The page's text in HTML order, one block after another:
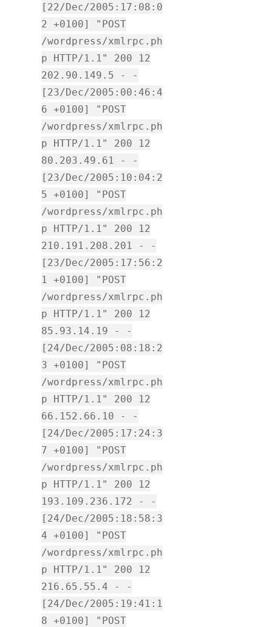
[22/Dec/2005:17:08:0
2 +0100] "POST
/wordpress/xmlrpc.ph
p HTTP/1.1" 200 12
202.90.149.5 - -
[23/Dec/2005:00:46:4
6 +0100] "POST
/wordpress/xmlrpc.ph
p HTTP/1.1" 200 12
80.203.49.61 - -
[23/Dec/2005:10:04:2
5 +0100] "POST
/wordpress/xmlrpc.ph
p HTTP/1.1" 200 12
210.191.208.201 - -
[23/Dec/2005:17:56:2
1 +0100] "POST
/wordpress/xmlrpc.ph
p HTTP/1.1" 200 12
85.93.14.19 - -
[24/Dec/2005:08:18:2
3 +0100] "POST
/wordpress/xmlrpc.ph
p HTTP/1.1" 200 12
66.152.66.10 - -
[24/Dec/2005:17:24:3
7 +0100] "POST
/wordpress/xmlrpc.ph
p HTTP/1.1" 200 12
193.109.236.172 - -
[24/Dec/2005:18:58:3
4 +0100] "POST
/wordpress/xmlrpc.ph
p HTTP/1.1" 200 12
216.65.55.4 - -
[24/Dec/2005:19:41:1
8 +0100] "POST